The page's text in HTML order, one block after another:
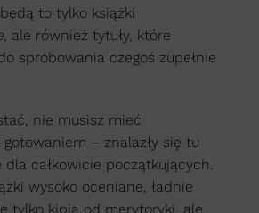
będą to tylko książki
, ale również tytuły, które
spróbowania czegoś zupełnie
nie musisz mieć
– znalazły się tu
całkowicie początkujących.
wysoko oceniane, ładnie
tylko kipią od merytoryki, ale